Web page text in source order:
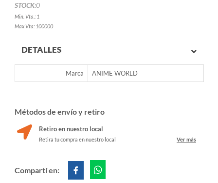
STOCK:0
Min. Vta.: 1
Max Vta: 100000
DETALLES
Marca ANIME WORLD
Métodos de envío y retiro
Retiro en nuestro local
Retira tu compra en nuestro local Ver más
Compartí en: